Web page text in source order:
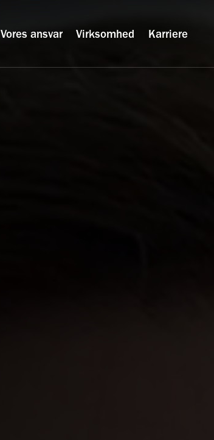
Vores ansvar Virksomhed Karriere